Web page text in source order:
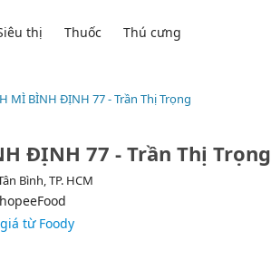
thị Thuốc Thú cưng
MÌ BÌNH ĐỊNH 77 - Trần Thị Trọng
ĐỊNH 77 - Trần Thị Trọng
Bình, TP. HCM
từ Foody